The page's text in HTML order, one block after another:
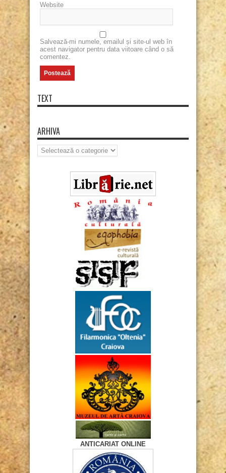
Website
Salvează-mi numele, emailul și site-ul web în
acest navigator pentru data viitoare când o să
comentez.
TEXT
ARHIVA
Arhiva
ANTICARIAT ONLINE